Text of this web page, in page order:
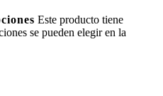
Este producto tiene
se pueden elegir en la